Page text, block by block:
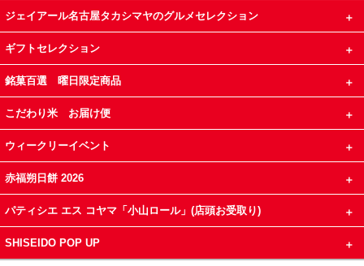
ジェイアール名古屋タカシマヤのグルメセレクション
ギフトセレクション
銘菓百選 曜日限定商品
こだわり米 お届け便
ウィークリーイベント
赤福朔日餅 2026
パティシエ エス コヤマ「小山ロール」(店頭お受取り)
SHISEIDO POP UP